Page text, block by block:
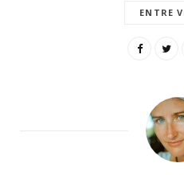
ENTRE